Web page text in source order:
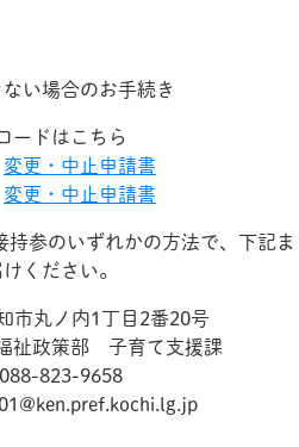
い場合のお手続き
ードはこちら
変更・中止申請書
変更・中止申請書
参のいずれかの方法で、下記ま
ください。
丸ノ内1丁目2番20号
祉政策部 子育て支援課
823-9658